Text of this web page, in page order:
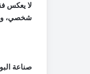
لا يعكس
شخصي،
صناعة